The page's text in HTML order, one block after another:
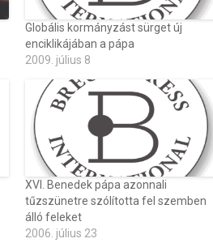
Globális kormányzást sürget új
enciklikájában a pápa
2009. július 8
XVI. Benedek pápa azonnali
tűzszünetre szólította fel szemben
álló feleket
2006. július 23